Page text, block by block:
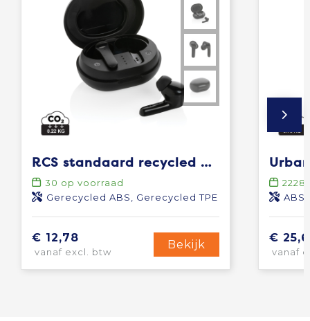
RCS standaard recycled plastic TWS oordoppen
30 op voorraad
Gerecycled ABS, Gerecycled TPE
€ 12,78
vanaf excl. btw
Bekijk
2228
ABS
€
vanaf